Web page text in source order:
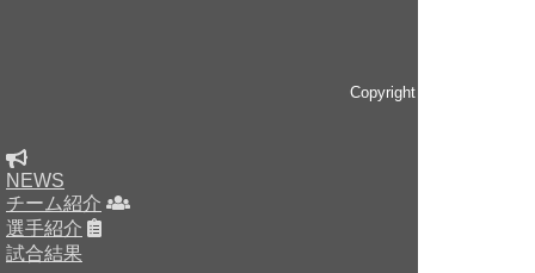
Copyright © since 2014
NEWS
チーム紹介
選手紹介
試合結果